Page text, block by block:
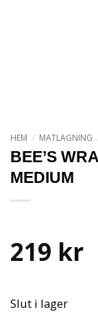
HEM / MATLAGNING
BEE’S
MEDIUM
219 kr
Slut i lager